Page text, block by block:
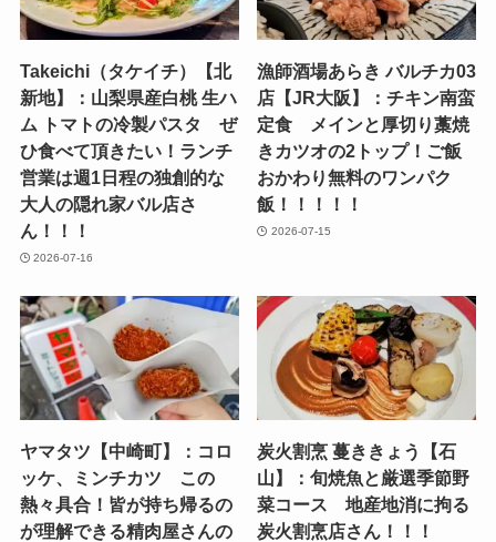
Takeichi（タケイチ）【北
新地】：山梨県産白桃 生ハ
ム トマトの冷製パスタ ぜ
ひ食べて頂きたい！ランチ
営業は週1日程の独創的な
大人の隠れ家バル店さ
ん！！！
2026-07-16
漁師酒場あらき バルチカ03
店【JR大阪】：チキン南蛮
定食 メインと厚切り藁焼
きカツオの2トップ！ご飯
おかわり無料のワンパク
飯！！！！！
2026-07-15
ヤマタツ【中崎町】：コロ
ッケ、ミンチカツ この
熱々具合！皆が持ち帰るの
が理解できる精肉屋さんの
炭火割烹 蔓ききょう【石
山】：旬焼魚と厳選季節野
菜コース 地産地消に拘る
炭火割烹店さん！！！